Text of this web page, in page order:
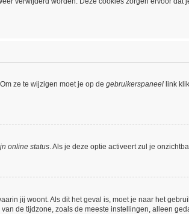
ze te wijzigen moet je op de gebruikerspaneel link
online status. Als je deze optie activeert zul je
jij woont. Als dit het geval is, moet je naar het
de tijdzone, zoals de meeste instellingen, alleen